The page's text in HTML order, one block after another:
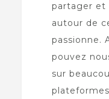
partager et
autour de
passionne.
pouvez
sur